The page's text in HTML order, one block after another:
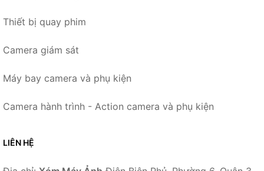
Thiết bị quay phim
Camera giám sát
Máy bay camera và phụ kiện
Camera hành trình - Action camera và phụ kiện
LIÊN HỆ